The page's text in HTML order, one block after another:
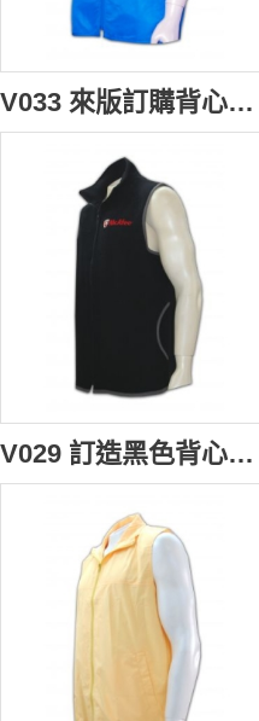
V033 來版訂購背心褸 設計背心款式 拉鏈背心外套 男裝背心褸 背心褸製造商HK
V029 訂造黑色背心褸 訂購團體活動背心外套 設計背心款式 vest order vest jacket 男 背心 背心供應商HK